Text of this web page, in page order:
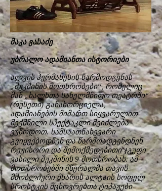
მაკა ვასაძე
უბრალო ადამიანთა ისტორიები
ალვის ჰერმანესის წარმოდგენას
„შუკშინის მოთხრობები“, რომელიც
მან „ხალხთა სახელმწიფო თეატრში“
(რუსეთი) განახორციელა,
ადამიანების მიმართ სიყვარულით
შექმნილი სპექტაკლი შეიძლება
ვუწოდოთ. სამსაათნახევარი
გვიყვებოდნენ და წარმოადგენდნენ
რეჟისორი და შემოქმედებითი ჯგუფი
ვასილი შუკშინის 9 მოთხრობას. ამ
მოთხრობებში მწერალმა თავის
მშობლიური მხარის ალტაის სოფელ
სროსტკის მცხოვრებთა ტიპაჟები